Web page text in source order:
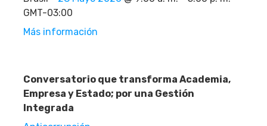
GMT-03:00
Más información
Conversatorio que transforma Academia,
Empresa y Estado; por una Gestión
Integrada